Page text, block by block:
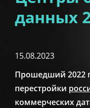
данных
Прошедший 2022
перестройки
коммерческих
15.08.2023